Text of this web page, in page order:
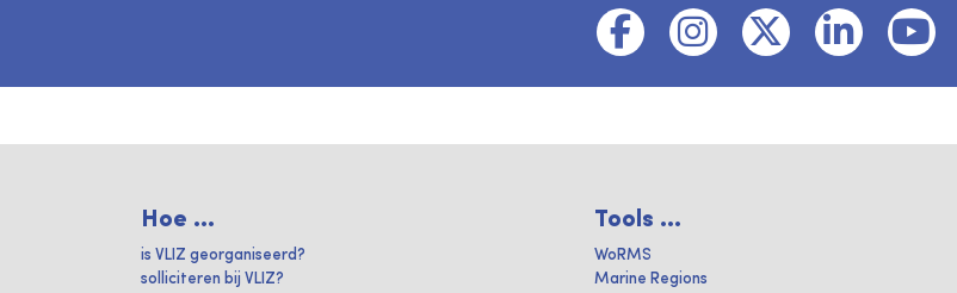
Hoe ...
is VLIZ georganiseerd?
solliciteren bij VLIZ?
Tools ...
WoRMS
Marine Regions